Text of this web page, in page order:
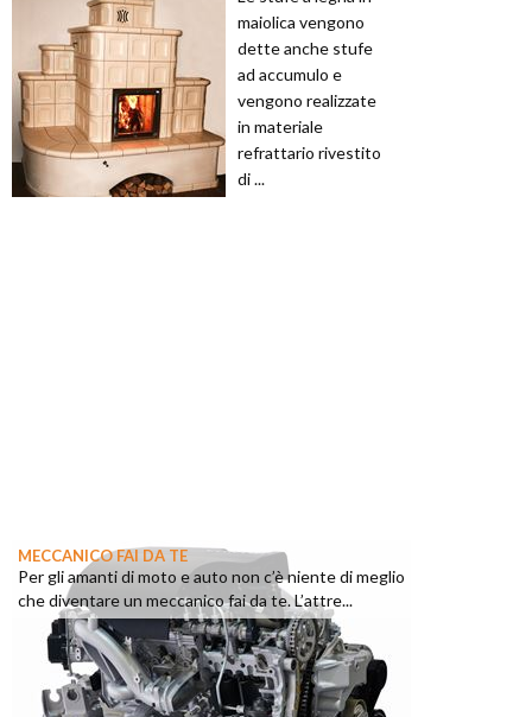
maiolica vengono
dette anche stufe
ad accumulo e
vengono realizzate
in materiale
refrattario rivestito
di ...
MECCANICO FAI DA TE
Per gli amanti di moto e auto non c’è niente di meglio
che diventare un meccanico fai da te. L’attre...